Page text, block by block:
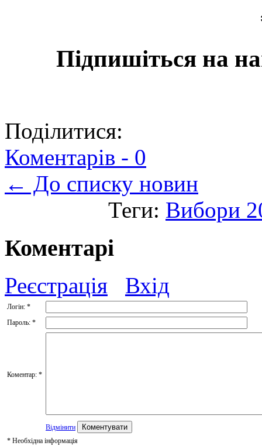
Підпишіться на
Поділитися:
Коментарів - 0
← До списку новин
Теги: Вибори
Коментарі
Реєстрація Вхід
Логін: *
Пароль: *
Коментар: *
Відмінити
* Необхідна інформація